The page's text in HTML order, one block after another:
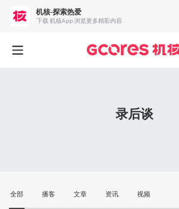
录后谈
全部 播客 文章 资讯 视频
机核-探索热爱
下载 机核App 浏览更多精彩内容